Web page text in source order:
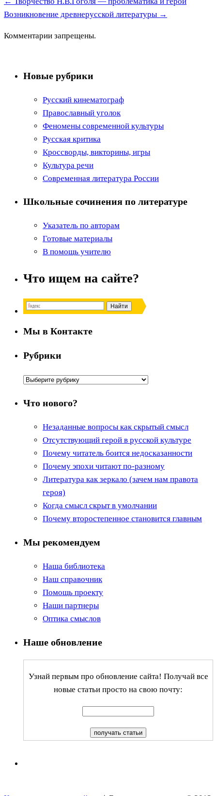
Возникновение древнерусской литературы →
Комментарии запрещены.
Новые рубрики
Русский кинематограф
Православный уголок
Феномены современной культуры
Русская критика
Кроссворды, викторины, игры
Культура речи
Современная литература России
Школьные сочинения по литературе
Указатель по авторам
Готовые материалы
В помощь учителю
Что ищем на сайте?
Мы в Контакте
Рубрики
Рубрики
Что нового?
Незаданные вопросы как скрытый смысл
Отсутствующий герой в русской культуре
Почему читатель боится недосказанности
Почему эпохи читают по-разному
Литература как зеркало (зачем нам правота
героя)
Когда смысл скрыт в умолчании
Почему второстепенное становится главным
Мы рекомендуем
Наша библиотека
Наш справочник
Помощь проекту
Наши партнеры
Оптика смыслов
Наше обновление
Узнай первым про обновление сайта! Получай все
новые статьи просто на свою почту: